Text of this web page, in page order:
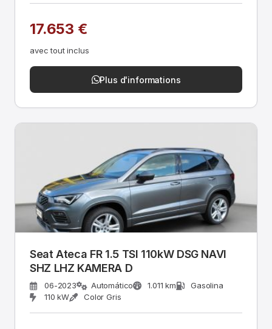
17.653 €
avec tout inclus
Plus d'informations
Seat Ateca FR 1.5 TSI 110kW DSG NAVI
SHZ LHZ KAMERA D
06-2023 Automático 1.011 km
Gasolina
110 kW
Color Gris